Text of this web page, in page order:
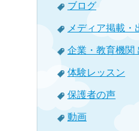
ブログ
メディア掲載・
企業・教育機関
体験レッスン
保護者の声
動画